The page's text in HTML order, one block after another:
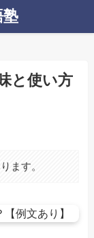
と使い方
ます。